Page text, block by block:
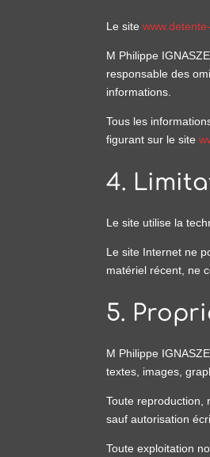
Le site
M Philippe
responsable des
informations.
Tous les
figurant sur le site
4.
Le site utilise la
Le site Internet ne
matériel récent, ne
5.
M Philippe
textes, images,
Toute reproduction,
sauf autorisation
Toute exploitation